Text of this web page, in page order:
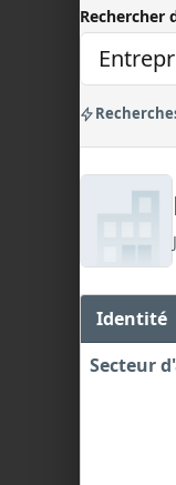
Rechercher
Identité
Secteur